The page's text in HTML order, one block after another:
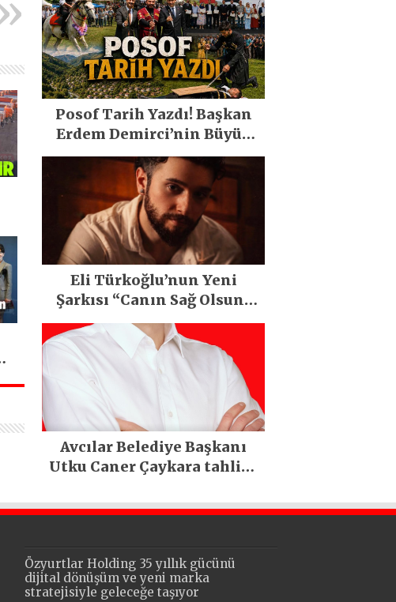
Posof Tarih Yazdı! Başkan
Erdem Demirci’nin Büyük
Emeğiyle Son Yılların En
Büyük Festivali Gerçekleşti
Eli Türkoğlu’nun Yeni
Şarkısı “Canın Sağ Olsun”
Büyük İlgi Gördü!..
Avcılar Belediye Başkanı
Utku Caner Çaykara tahliye
Özyurtlar Holding 35 yıllık gücünü
dijital dönüşüm ve yeni marka
stratejisiyle geleceğe taşıyor